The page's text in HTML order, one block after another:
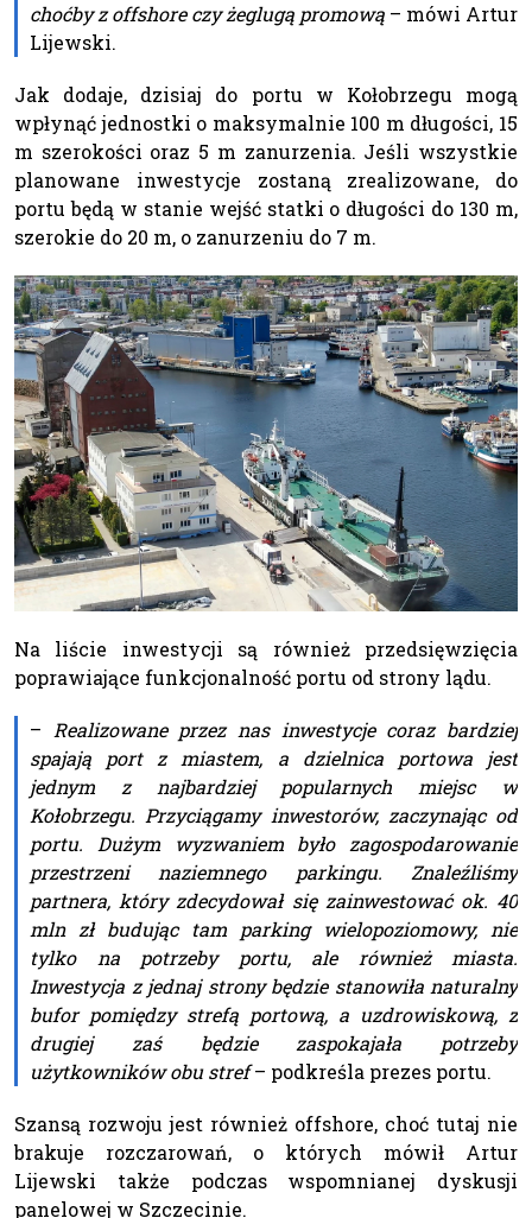
choćby z offshore czy żeglugą promową – mówi Artur
Lijewski.
Jak dodaje, dzisiaj do portu w Kołobrzegu mogą
wpłynąć jednostki o maksymalnie 100 m długości, 15
m szerokości oraz 5 m zanurzenia. Jeśli wszystkie
planowane inwestycje zostaną zrealizowane, do
portu będą w stanie wejść statki o długości do 130 m,
szerokie do 20 m, o zanurzeniu do 7 m.
Na liście inwestycji są również przedsięwzięcia
poprawiające funkcjonalność portu od strony lądu.
–
Realizowane przez nas inwestycje coraz bardziej
spajają port z miastem, a dzielnica portowa jest
jednym z najbardziej popularnych miejsc w
Kołobrzegu. Przyciągamy inwestorów, zaczynając od
portu. Dużym wyzwaniem było zagospodarowanie
przestrzeni naziemnego parkingu. Znaleźliśmy
partnera, który zdecydował się zainwestować ok. 40
mln zł budując tam parking wielopoziomowy, nie
tylko na potrzeby portu, ale również miasta.
Inwestycja z jednaj strony będzie stanowiła naturalny
bufor pomiędzy strefą portową, a uzdrowiskową, z
drugiej zaś będzie zaspokajała potrzeby
użytkowników obu stref– podkreśla prezes portu.
Szansą rozwoju jest również offshore, choć tutaj nie
brakuje rozczarowań, o których mówił Artur
Lijewski także podczas wspomnianej dyskusji
panelowej w Szczecinie.